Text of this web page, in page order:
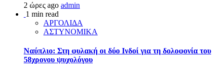
2 ώρες ago admin
1 min read
ΑΡΓΟΛΙΔΑ
ΑΣΤΥΝΟΜΙΚΑ
Ναύπλιο: Στη φυλακή οι δύο Ινδοί για τη δολοφονία του
58χρονου ψυχολόγου